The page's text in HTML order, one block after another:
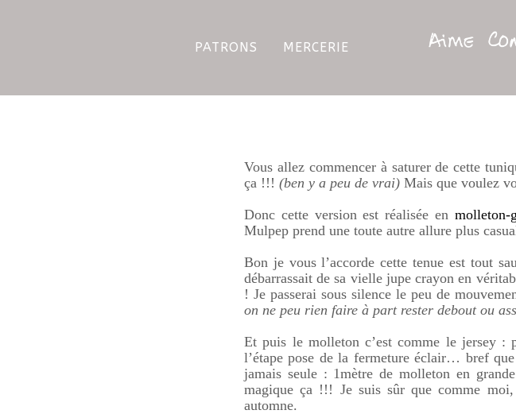
PATRONS MERCERIE
Vous allez commencer à saturer de cette
ça !!! (ben y a peu de vrai) Mais que voulez
Donc cette version est réalisée en molleton-
Mulpep prend une toute autre allure plus
Bon je vous l’accorde cette tenue est tout
débarrassait de sa vielle jupe crayon en
! Je passerai sous silence le peu de
on ne peu rien faire à part rester debout ou
Et puis le molleton c’est comme le jersey :
l’étape pose de la fermeture éclair… bref
jamais seule : 1mètre de molleton en
magique ça !!! Je suis sûr que comme
automne.